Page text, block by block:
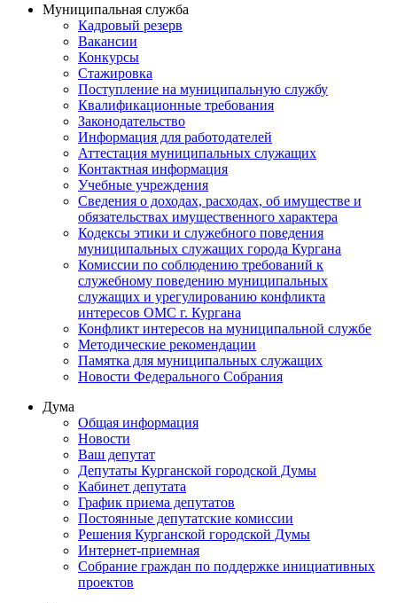
Муниципальная служба
Кадровый резерв
Вакансии
Конкурсы
Стажировка
Поступление на муниципальную службу
Квалификационные требования
Законодательство
Информация для работодателей
Аттестация муниципальных служащих
Контактная информация
Учебные учреждения
Сведения о доходах, расходах, об имуществе и
обязательствах имущественного характера
Кодексы этики и служебного поведения
муниципальных служащих города Кургана
Комиссии по соблюдению требований к
служебному поведению муниципальных
служащих и урегулированию конфликта
интересов ОМС г. Кургана
Конфликт интересов на муниципальной службе
Методические рекомендации
Памятка для муниципальных служащих
Новости Федерального Cобрания
Дума
Общая информация
Новости
Ваш депутат
Депутаты Курганской городской Думы
Кабинет депутата
График приема депутатов
Постоянные депутатские комиссии
Решения Курганской городской Думы
Интернет-приемная
Собрание граждан по поддержке инициативных
проектов